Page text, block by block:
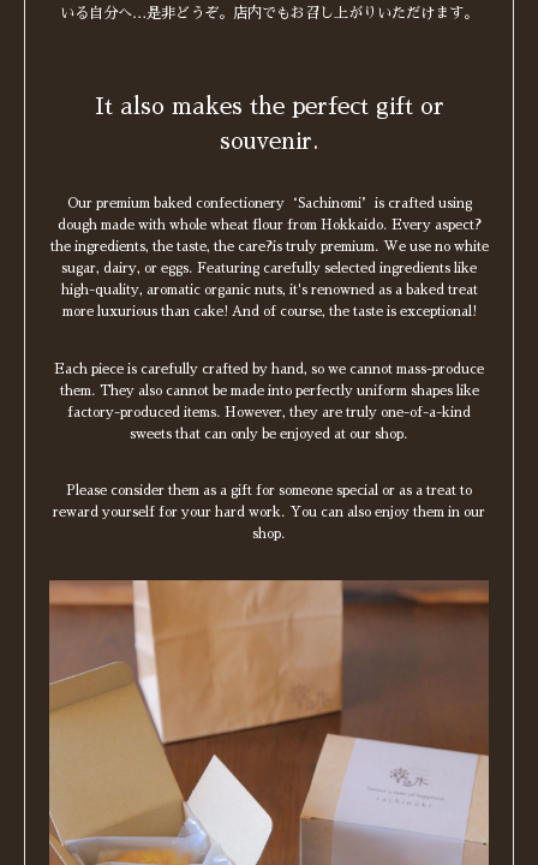
いる自分へ…是非どうぞ。店内でもお召し上がりいただけます。
It also makes the perfect gift or
souvenir.
Our premium baked confectionery‘Sachinomi’is crafted using
dough made with whole wheat flour from Hokkaido. Every aspect?
the ingredients, the taste, the care?is truly premium. We use no white
sugar, dairy, or eggs. Featuring carefully selected ingredients like
high-quality, aromatic organic nuts, it's renowned as a baked treat
more luxurious than cake! And of course, the taste is exceptional!
Each piece is carefully crafted by hand, so we cannot mass-produce
them. They also cannot be made into perfectly uniform shapes like
factory-produced items. However, they are truly one-of-a-kind
sweets that can only be enjoyed at our shop.
Please consider them as a gift for someone special or as a treat to
reward yourself for your hard work. You can also enjoy them in our
shop.